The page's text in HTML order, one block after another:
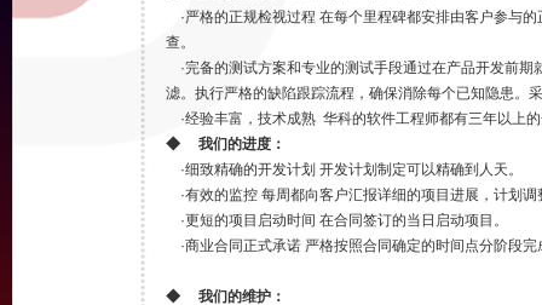
·严格的正规检视过程 在每个里程碑都安排由客户参与
查。
·完备的测试方案和专业的测试手段通过在产品开发前
滤。执行严格的缺陷跟踪流程，确保消除每个已知隐患。
·经验丰富，技术成熟 华科的软件工程师都有三年以上
◆ 我们的进度：
·细致精确的开发计划 开发计划制定可以精确到人天。
·有效的监控 每周都向客户汇报详细的项目进展，计划
·更短的项目启动时间 在合同签订的当日启动项目。
·商业合同正式承诺 严格按照合同确定的时间点分阶段完
◆ 我们的维护：